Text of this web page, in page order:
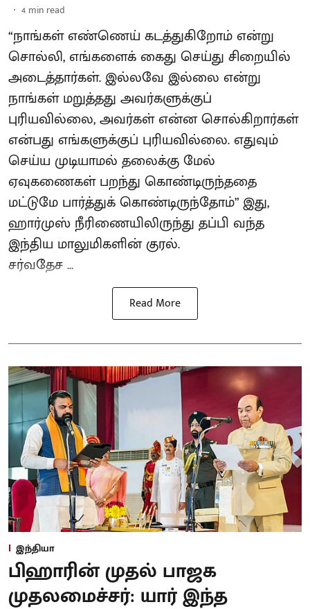
4 min read
“நாங்கள் எண்ணெய் கடத்துகிறோம் என்று
சொல்லி, எங்களைக் கைது செய்து சிறையில்
அடைத்தார்கள். இல்லவே இல்லை என்று
நாங்கள் மறுத்தது அவர்களுக்குப்
புரியவில்லை, அவர்கள் என்ன சொல்கிறார்கள்
என்பது எங்களுக்குப் புரியவில்லை. எதுவும்
செய்ய முடியாமல் தலைக்கு மேல்
ஏவுகணைகள் பறந்து கொண்டிருந்ததை
மட்டுமே பார்த்துக் கொண்டிருந்தோம்” இது,
ஹார்முஸ் நீரிணையிலிருந்து தப்பி வந்த
இந்திய மாலுமிகளின் குரல்.
சர்வதேச ...
Read More
இந்தியா
பிஹாரின் முதல் பாஜக
முதலமைச்சர்: யார் இந்த